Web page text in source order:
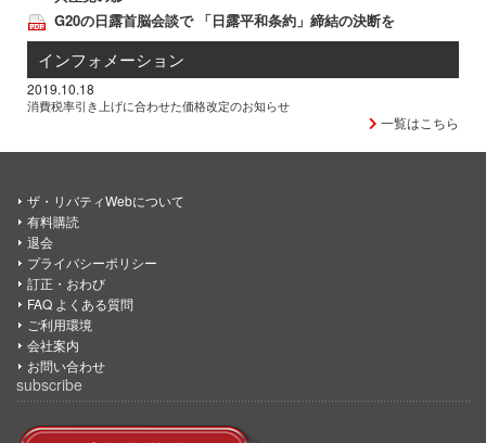
G20の日露首脳会談で 「日露平和条約」締結の決断を
インフォメーション
2019.10.18
消費税率引き上げに合わせた価格改定のお知らせ
一覧はこちら
ザ・リバティWebについて
有料購読
退会
プライバシーポリシー
訂正・おわび
FAQ よくある質問
ご利用環境
会社案内
お問い合わせ
subscribe